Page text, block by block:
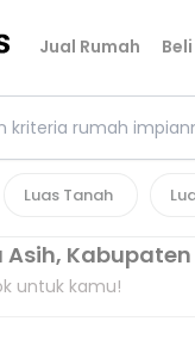
Jual Rumah
Luas Tanah
Asih,
untuk kamu!